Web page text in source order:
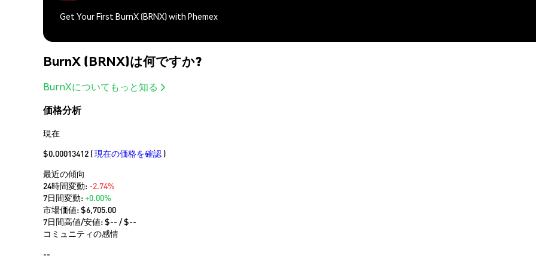
Get Your First BurnX (BRNX) with Phemex
BurnX (BRNX)は何ですか?
BurnXについてもっと知る
価格分析
現在
$0.00013412 (現在の価格を確認 )
最近の傾向
24時間変動: -2.74%
7日間変動:+0.00%
市場価値:$6,705.00
7日間高値/安値: $-- / $--
コミュニティの感情
--